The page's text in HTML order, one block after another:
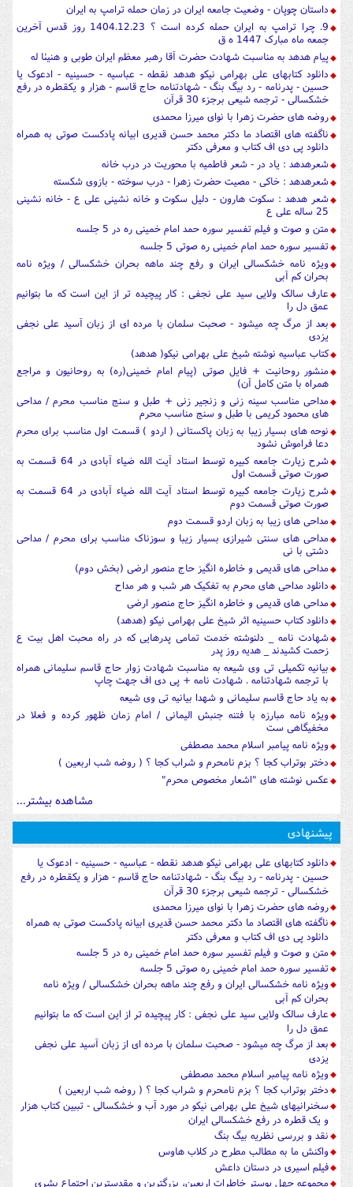
داستان چوپان - وضعیت جامعه ایران در زمان حمله ترامپ به ایران
9. چرا ترامپ به ایران حمله کرده است ؟ 1404.12.23 روز قدس آخرین
جمعه ماه مبارک 1447 ه ق
پیام هدهد به مناسبت شهادت حضرت آقا رهبر معظم ایران طوبی و هنیئا له
دانلود کتابهای علی بهرامی نیکو هدهد نقطه - عباسیه - حسینیه - ادعوک یا
حسین - پدرنامه - رد بیگ بنگ - شهادتنامه حاج قاسم - هزار و یکقطره در رفع
خشکسالی - ترجمه شیعی برجزء 30 قرآن
روضه های حضرت زهرا با نوای میرزا محمدی
ناگفته های اقتصاد ما دکتر محمد حسن قدیری ابیانه پادکست صوتی به همراه
دانلود پی دی اف کتاب و معرفی دکتر
شعرهدهد : یاد در - شعر فاطمیه با محوریت در درب خانه
شعرهدهد : خاکی - مصیت حضرت زهرا - درب سوخته - بازوی شکسته
شعر هدهد : سکوت هارون - دلیل سکوت و خانه نشینی علی ع - خانه نشینی
25 ساله علی ع
متن و صوت و فیلم تفسیر سوره حمد امام خمینی ره در 5 جلسه
تفسیر سوره حمد امام خمینی ره صوتی 5 جلسه
ویژه نامه خشکسالی ایران و رفع چند ماهه بحران خشکسالی / ویژه نامه
بحران کم آبی
عارف سالک ولایی سید علی نجفی : کار پیچیده تر از این است که ما بتوانیم
عمق دل را
بعد از مرگ چه میشود - صحبت سلمان با مرده ای از زبان آسید علی نجفی
یزدی
کتاب عباسیه نوشته شیخ علی بهرامی نیکو( هدهد)
منشور روحانیت + فایل صوتی (پیام امام خمینی(ره) به روحانیون و مراجع
همراه با متن کامل آن)
مداحی مناسب سینه زنی و زنجیر زنی + طبل و سنج مناسب محرم / مداحی
های محمود کریمی با طبل و سنج مناسب محرم
نوحه های بسیار زیبا به زبان پاکستانی ( اردو ) قسمت اول مناسب برای محرم
دعا فراموش نشود
شرح زیارت جامعه کبیره توسط استاد آیت الله ضیاء آبادی در 64 قسمت به
صورت صوتی قسمت اول
شرح زیارت جامعه کبیره توسط استاد آیت الله ضیاء آبادی در 64 قسمت به
صورت صوتی قسمت دوم
مداحی های زیبا به زبان اردو قسمت دوم
مداحی های سنتی شیرازی بسیار زیبا و سوزناک مناسب برای محرم / مداحی
دشتی با نی
مداحی های قدیمی و خاطره انگیز حاج منصور ارضی (بخش دوم)
دانلود مداحی های محرم به تفکیک هر شب و هر مداح
مداحی های قدیمی و خاطره انگیز حاج منصور ارضی
دانلود کتاب حسینیه اثر شیخ علی بهرامی نیکو (هدهد)
شهادت نامه _ دلنوشته خدمت تمامی پدرهایی که در راه محبت اهل بیت ع
زحمت کشیدند _ هدیه روز پدر
بیانیه تکمیلی تی وی شیعه به مناسبت شهادت زوار حاج قاسم سلیمانی همراه
با ترجمه شهادتنامه . شهادت نامه + پی دی اف جهت چاپ
به یاد حاج قاسم سلیمانی و شهدا بیانیه تی وی شیعه
ویژه نامه مبارزه با فتنه جنبش الیمانی / امام زمان ظهور کرده و فعلا در
مخفیگاهی ست
ویژه نامه پیامبر اسلام محمد مصطفی
دختر بوتراب کجا ؟ بزم نامحرم و شراب کجا ؟ ( روضه شب اربعین )
عکس نوشته های "اشعار مخصوص محرم"
مشاهده بیشتر...
پیشنهادی
دانلود کتابهای علی بهرامی نیکو هدهد نقطه - عباسیه - حسینیه - ادعوک یا
حسین - پدرنامه - رد بیگ بنگ - شهادتنامه حاج قاسم - هزار و یکقطره در رفع
خشکسالی - ترجمه شیعی برجزء 30 قرآن
روضه های حضرت زهرا با نوای میرزا محمدی
ناگفته های اقتصاد ما دکتر محمد حسن قدیری ابیانه پادکست صوتی به همراه
دانلود پی دی اف کتاب و معرفی دکتر
متن و صوت و فیلم تفسیر سوره حمد امام خمینی ره در 5 جلسه
تفسیر سوره حمد امام خمینی ره صوتی 5 جلسه
ویژه نامه خشکسالی ایران و رفع چند ماهه بحران خشکسالی / ویژه نامه
بحران کم آبی
عارف سالک ولایی سید علی نجفی : کار پیچیده تر از این است که ما بتوانیم
عمق دل را
بعد از مرگ چه میشود - صحبت سلمان با مرده ای از زبان آسید علی نجفی
یزدی
ویژه نامه پیامبر اسلام محمد مصطفی
دختر بوتراب کجا ؟ بزم نامحرم و شراب کجا ؟ ( روضه شب اربعین )
سخنرانیهای شیخ علی بهرامی نیکو در مورد آب و خشکسالی - تببین کتاب هزار
و یک قطره در رفع خشکسالی ایران
نقد و بررسی نظریه بیگ بنگ
واکنش ما به مطالب مطرح در کلاب هاوس
فیلم اسیری در دستان داعش
مجموعه چهل پوستر خاطرات اربعین، بزرگترین و مقدسترین اجتماع بشری